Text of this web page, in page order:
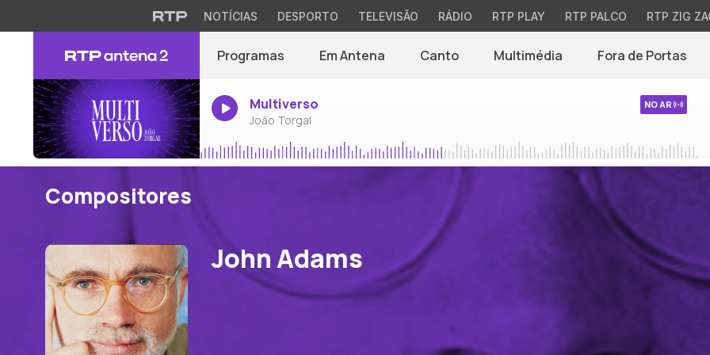
NOTÍCIAS DESPORTO TELEVISÃO RÁDIO RTP PLAY RTP PALCO RTP ZIG
Programas Em Antena Canto Multimédia Fora de Portas
Multiverso
João Torgal
NO AR
Compositores
John Adams